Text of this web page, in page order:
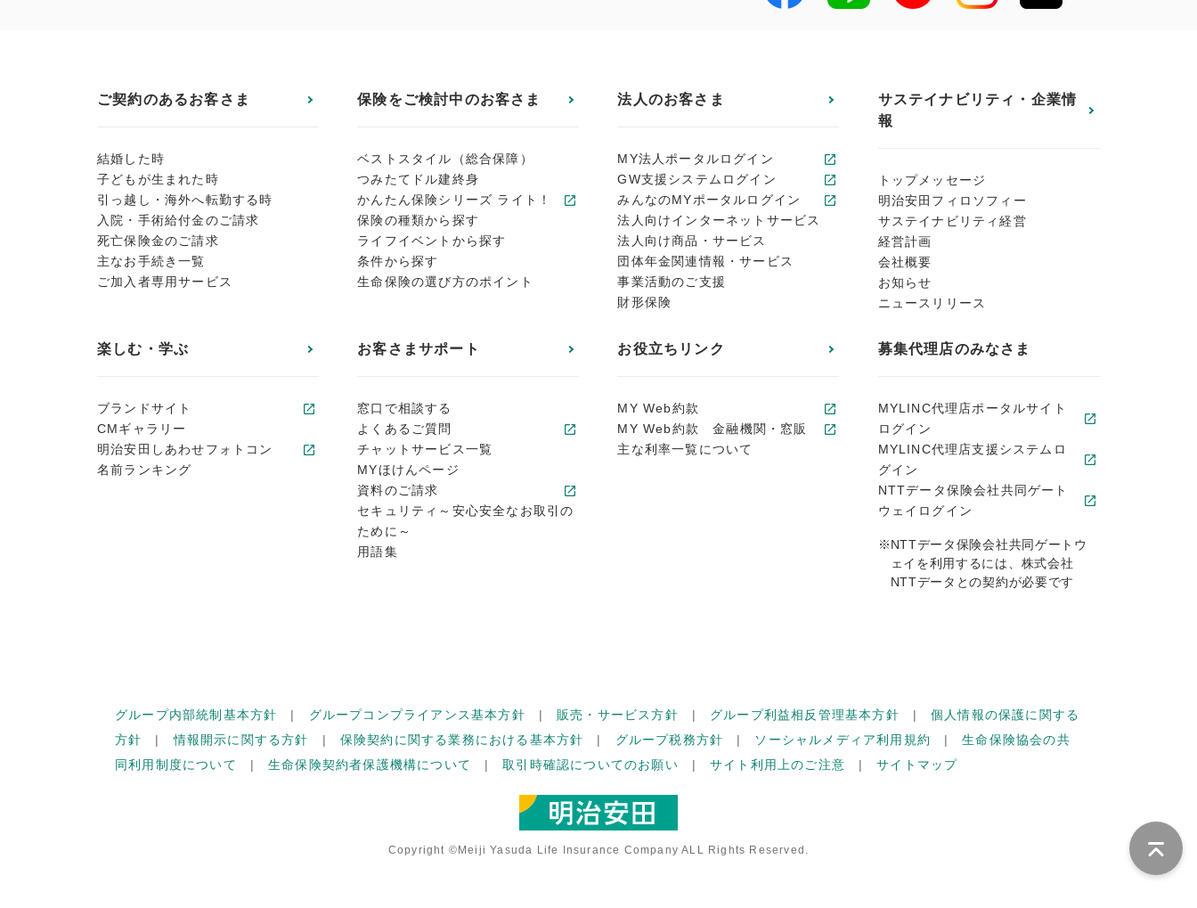
ご契約のあるお客さま
結婚した時
子どもが生まれた時
引っ越し・海外へ転勤する時
入院・手術給付金のご請求
死亡保険金のご請求
主なお手続き一覧
ご加入者専用サービス
保険をご検討中のお客さま
ベストスタイル（総合保障）
つみたてドル建終身
かんたん保険シリーズ ライト！
保険の種類から探す
ライフイベントから探す
条件から探す
生命保険の選び方のポイント
法人のお客さま
MY法人ポータルログイン
GW支援システムログイン
みんなのMYポータルログイン
法人向けインターネットサービス
法人向け商品・サービス
団体年金関連情報・サービス
事業活動のご支援
財形保険
サステイナビリティ・企業情
報
トップメッセージ
明治安田フィロソフィー
サステイナビリティ経営
経営計画
会社概要
お知らせ
ニュースリリース
楽しむ・学ぶ
ブランドサイト
CMギャラリー
明治安田しあわせフォトコン
名前ランキング
お客さまサポート
窓口で相談する
よくあるご質問
チャットサービス一覧
MYほけんページ
資料のご請求
セキュリティ～安心安全なお取引の
ために～
用語集
お役立ちリンク
MY Web約款
MY Web約款 金融機関・窓販
主な利率一覧について
募集代理店のみなさま
MYLINC代理店ポータルサイト
ログイン
MYLINC代理店支援システムロ
グイン
NTTデータ保険会社共同ゲート
ウェイログイン
※NTTデータ保険会社共同ゲートウ
ェイを利用するには、株式会社
NTTデータとの契約が必要です
グループ内部統制基本方針 グループコンプライアンス基本方針 販売・サービス方針 グループ利益相反管理基本方針
個人情報の保護に関する
方針
情報開示に関する方針 保険契約に関する業務における基本方針 グループ税務方針 ソーシャルメディア利用規約
生命保険協会の共
同利用制度について
生命保険契約者保護機構について 取引時確認についてのお願い サイト利用上のご注意 サイトマップ
Copyright ©Meiji Yasuda Life Insurance Company ALL Rights Reserved.